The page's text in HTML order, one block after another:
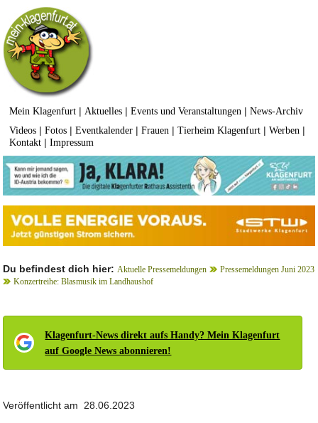
Mein Klagenfurt | Aktuelles |Events und Veranstaltungen |News-Archiv
Videos |Fotos |Eventkalender |Frauen |Tierheim Klagenfurt |Werben |
Kontakt |Impressum
Du befindest dich hier: Aktuelle Pressemeldungen
Pressemeldungen Juni 2023
Konzertreihe: Blasmusik im Landhaushof
Klagenfurt-News direkt aufs Handy? Mein Klagenfurt
auf Google News abonnieren!
Veröffentlicht am 28.06.2023